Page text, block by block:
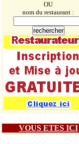
OU
nom du restaurant :
VOUS ETES ICI